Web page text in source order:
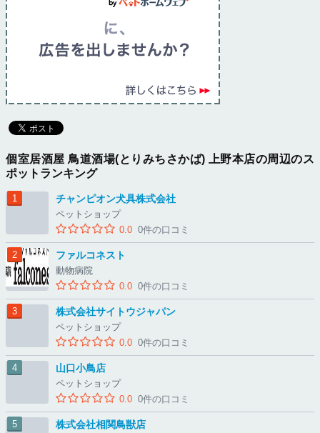
個室居酒屋 鳥道酒場(とりみちさかば) 上野本店の周辺のス
ポットランキング
チャンピオン犬具株式会社
ペットショップ
0.0 0件の口コミ
ファルコネスト
動物病院
0.0 0件の口コミ
株式会社サイトウジャパン
ペットショップ
0.0 0件の口コミ
山口小鳥店
ペットショップ
0.0 0件の口コミ
株式会社相関鳥獣店